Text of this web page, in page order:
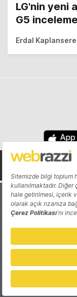
LG'nin yeni
G5
Erdal
Hakkında
Katkıda